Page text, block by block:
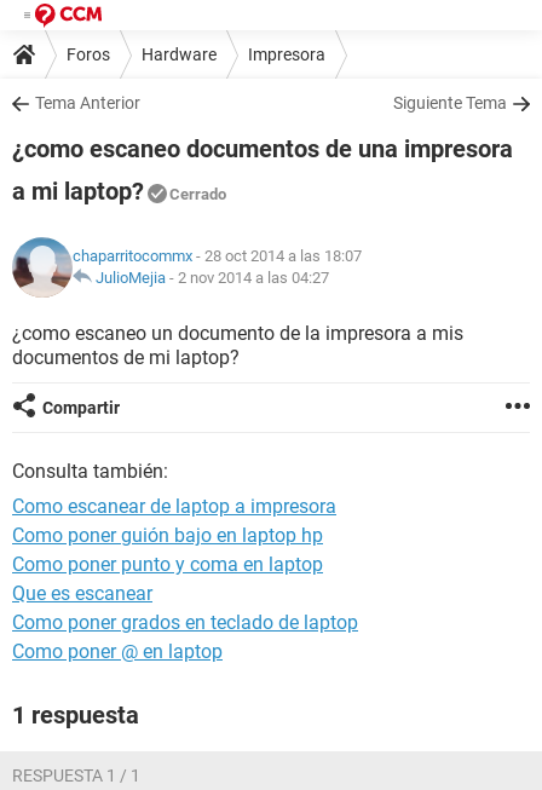
Foros Hardware Impresora
Tema Anterior Siguiente Tema
¿como escaneo documentos de una impresora
a mi laptop?
Cerrado
chaparritocommx - 28 oct 2014 a las 18:07
JulioMejia - 2 nov 2014 a las 04:27
¿como escaneo un documento de la impresora a mis
documentos de mi laptop?
Compartir
Consulta también:
Como escanear de laptop a impresora
Como poner guión bajo en laptop hp
Como poner punto y coma en laptop
Que es escanear
Como poner grados en teclado de laptop
Como poner @ en laptop
1 respuesta
RESPUESTA 1 / 1